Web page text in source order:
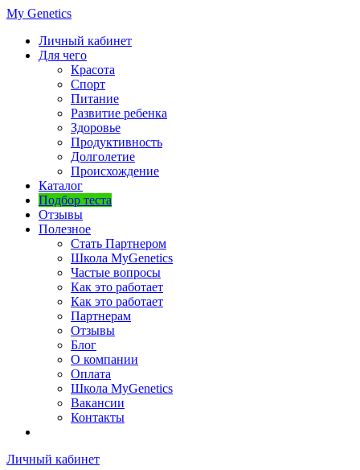
My Genetics
Личный кабинет
Для чего
Красота
Спорт
Питание
Развитие ребенка
Здоровье
Продуктивность
Долголетие
Происхождение
Каталог
Подбор теста
Отзывы
Полезное
Стать Партнером
Школа MyGenetics
Частые вопросы
Как это работает
Как это работает
Партнерам
Отзывы
Блог
О компании
Оплата
Школа MyGenetics
Вакансии
Контакты
Личный кабинет